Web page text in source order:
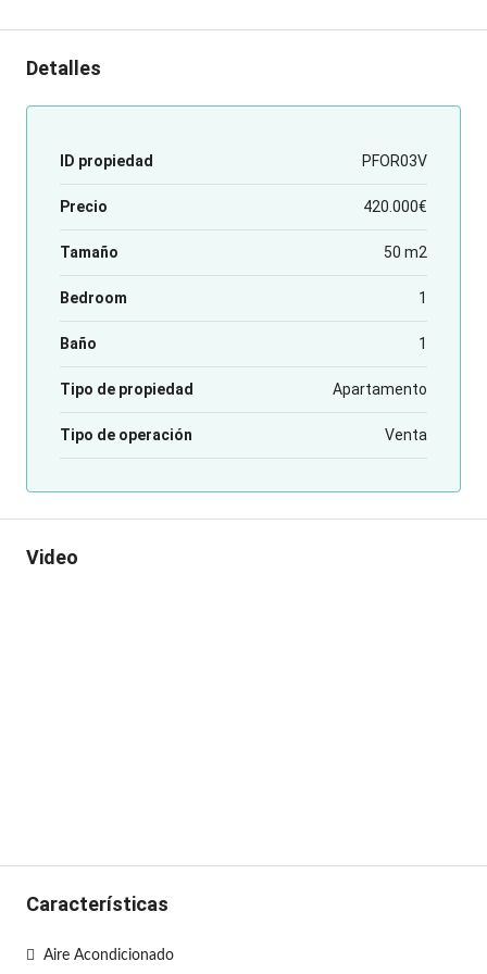
Detalles
ID propiedad PFOR03V
Precio 420.000€
Tamaño 50 m2
Bedroom 1
Baño 1
Tipo de propiedad Apartamento
Tipo de operación Venta
Video
Características
Aire Acondicionado